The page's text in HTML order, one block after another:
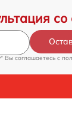
Вы соглашаетесь c